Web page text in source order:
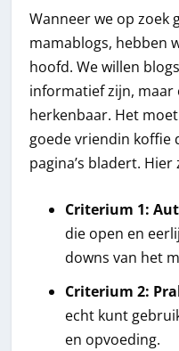
Wanneer we op zoek
mamablogs, hebben
hoofd. We willen
informatief zijn,
herkenbaar. Het
goede vriendin koffie
pagina’s bladert.
Criterium 1:
die open en
downs van het
Criterium 2:
echt kunt
en opvoeding.